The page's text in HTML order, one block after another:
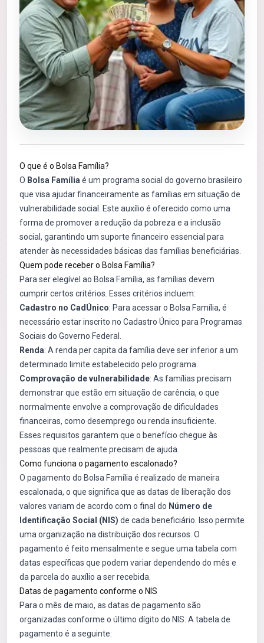
O que é o Bolsa Família?
O Bolsa Família é um programa social do governo brasileiro
que visa ajudar financeiramente as famílias em situação de
vulnerabilidade social. Este auxílio é oferecido como uma
forma de promover a redução da pobreza e a inclusão
social, garantindo um suporte financeiro essencial para
atender às necessidades básicas das famílias beneficiárias.
Quem pode receber o Bolsa Família?
Para ser elegível ao Bolsa Família, as famílias devem
cumprir certos critérios. Esses critérios incluem:
Cadastro no CadÚnico: Para acessar o Bolsa Família, é
necessário estar inscrito no Cadastro Único para Programas
Sociais do Governo Federal.
Renda: A renda per capita da família deve ser inferior a um
determinado limite estabelecido pelo programa.
Comprovação de vulnerabilidade: As famílias precisam
demonstrar que estão em situação de carência, o que
normalmente envolve a comprovação de dificuldades
financeiras, como desemprego ou renda insuficiente.
Esses requisitos garantem que o benefício chegue às
pessoas que realmente precisam de ajuda.
Como funciona o pagamento escalonado?
O pagamento do Bolsa Família é realizado de maneira
escalonada, o que significa que as datas de liberação dos
valores variam de acordo com o final do Número de
Identificação Social (NIS) de cada beneficiário. Isso permite
uma organização na distribuição dos recursos. O
pagamento é feito mensalmente e segue uma tabela com
datas específicas que podem variar dependendo do mês e
da parcela do auxílio a ser recebida.
Datas de pagamento conforme o NIS
Para o mês de maio, as datas de pagamento são
organizadas conforme o último dígito do NIS. A tabela de
pagamento é a seguinte: